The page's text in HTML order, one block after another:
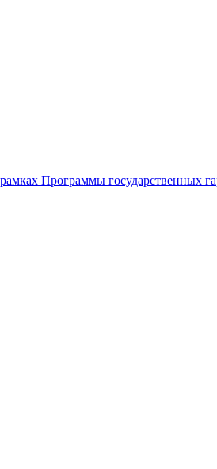
Программы государственных